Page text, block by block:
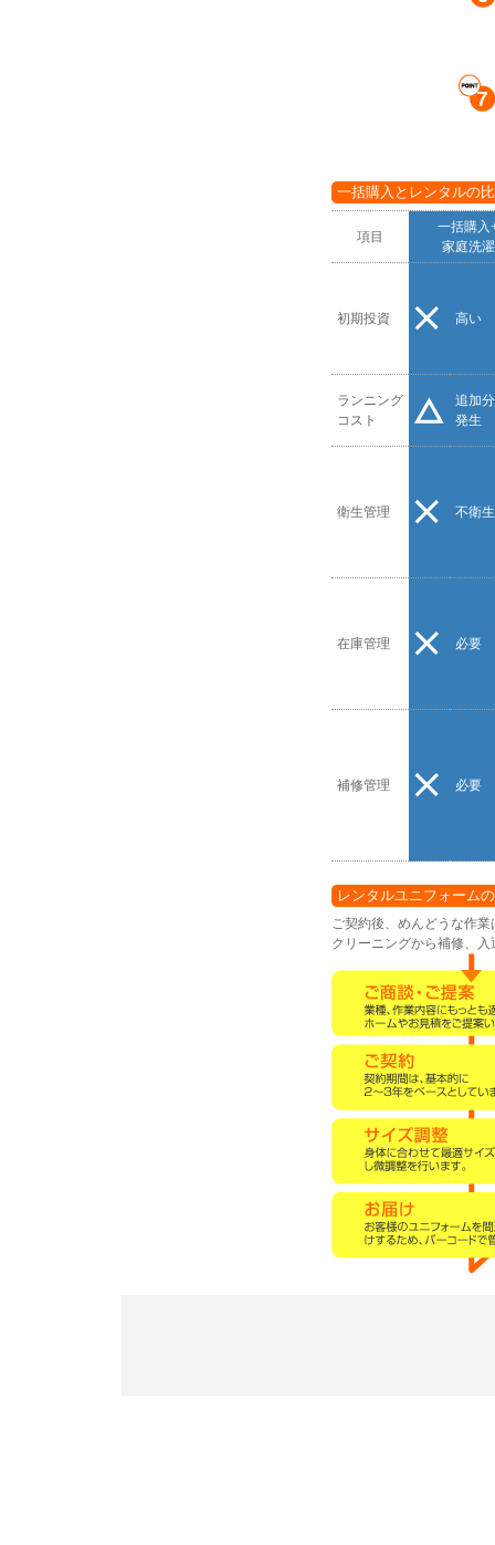
一括購入とレンタルの
項目
一括購入
家庭洗濯
初期投資 高い
ランニング
コスト
追加
発生
衛生管理 不衛生
在庫管理 必要
補修管理 必要
レンタルユニフォーム
ご契約後、めんどうな作
クリーニングから補修、